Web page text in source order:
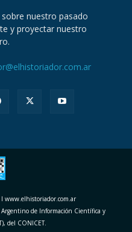
nuestro pasado
y proyectar nuestro
www.elhistoriador.com.ar
de Información Científica y
del CONICET.